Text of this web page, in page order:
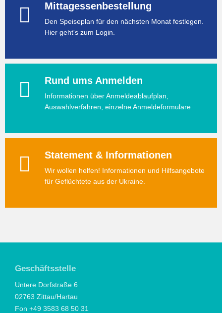
Mittagessenbestellung
Den Speiseplan für den nächsten Monat festlegen.
Hier geht's zum Login.
Rund ums Anmelden
Informationen über Anmeldeablaufplan,
Auswahlverfahren, einzelne Anmeldeformulare
Statement & Informationen
Wir wollen helfen! Informationen und Hilfsangebote
für Geflüchtete aus der Ukraine.
Geschäftsstelle
Untere Dorfstraße 6
02763 Zittau/Hartau
Fon +49 3583 68 50 31